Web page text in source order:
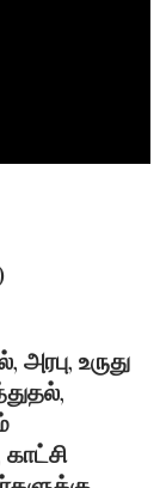
உருது